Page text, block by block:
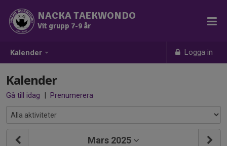
Kalender Logga in
NACKA TAEKWONDO
Vit grupp 7-9 år
Kalender
Gå till idag | Prenumerera
Mars 2025